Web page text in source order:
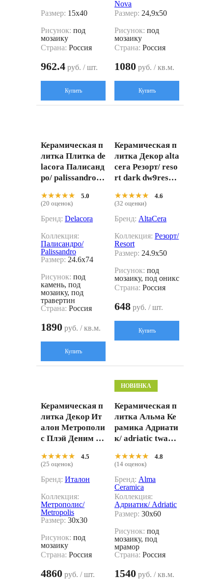
Размер: 15x40
Рисунок: под
мозаику
Страна: Россия
962.4 руб. / шт.
Купить
Nova
Размер: 24,9x50
Рисунок: под
мозаику
Страна: Россия
1080 руб. / кв.м.
Купить
Керамическая п
литка Плитка de
lacora Палисанд
ро/ palissandro Б
Серый 24.6x74
★★★★★
★★★★★
5.0
(20 оценок)
Бренд: Delacora
Коллекция:
Палисандро/
Palissandro
Размер: 24.6x74
Рисунок: под
камень, под
мозаику, под
травертин
Страна: Россия
1890 руб. / кв.м.
Купить
Керамическая п
литка Декор alta
cera Резорт/ reso
rt dark dw9res21
9x50
★★★★★
★★★★★
4.6
(32 оценки)
Бренд: AltaCera
Коллекция: Резорт/
Resort
Размер: 24.9x50
Рисунок: под
мозаику, под оникс
Страна: Россия
648 руб. / шт.
Купить
Керамическая п
литка Декор Ит
алон Метрополи
с Плэй Деним 60
й 30x30
★★★★★
★★★★★
4.5
(25 оценок)
Бренд: Италон
Коллекция:
Метрополис/
Metropolis
Размер: 30x30
Рисунок: под
мозаику
Страна: Россия
4860 руб. / шт.
НОВИНКА
Керамическая п
литка Альма Ке
рамика Адриати
к/ adriatic twa30
0x60
★★★★★
★★★★★
4.8
(14 оценок)
Бренд: Alma
Ceramica
Коллекция:
Адриатик/ Adriatic
Размер: 30x60
Рисунок: под
мозаику, под
мрамор
Страна: Россия
1540 руб. / кв.м.